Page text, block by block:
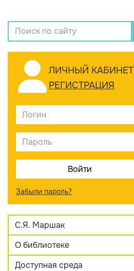
ЛИЧНЫЙ КАБИНЕТ
РЕГИСТРАЦИЯ
Забыли пароль?
С.Я. Маршак
О библиотеке
Доступная среда